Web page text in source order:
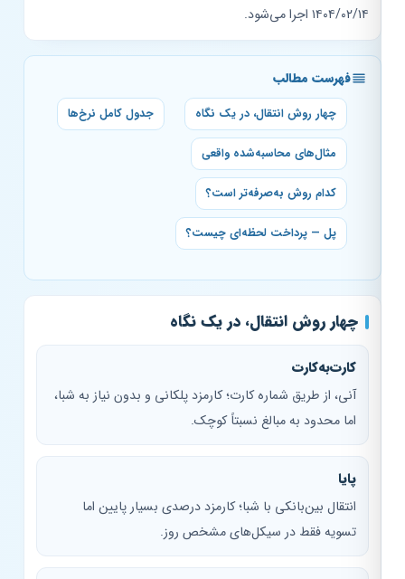
۱۴۰۴/۰۲/۱۴ اجرا می‌شود.
فهرست مطالب
چهار روش انتقال، در یک نگاه جدول کامل نرخ‌ها
مثال‌های محاسبه‌شده واقعی
کدام روش به‌صرفه‌تر است؟
پل — پرداخت لحظه‌ای چیست؟
چهار روش انتقال، در یک نگاه
کارت‌به‌کارت
آنی، از طریق شماره کارت؛ کارمزد پلکانی و بدون نیاز به شبا،
اما محدود به مبالغ نسبتاً کوچک.
انتقال بین‌بانکی با شبا؛ کارمزد درصدی بسیار پایین اما
تسویه فقط در سیکل‌های مشخص روز.